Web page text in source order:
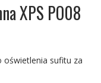
XPS PO08
oświetlenia sufitu za